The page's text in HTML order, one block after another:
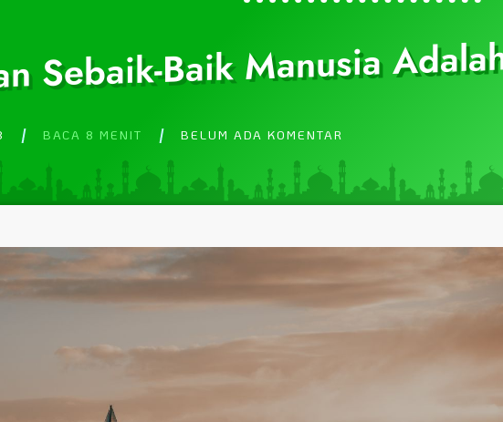
Sebaik-Baik Manusia
BACA 8 MENIT BELUM ADA KOMENTAR